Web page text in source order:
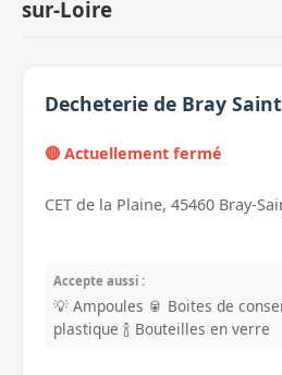
sur-Loire
Decheterie de Bray
🔴 Actuellement fermé
CET de la Plaine, 45460 Bray-
Accepte aussi :
💡 Ampoules 🥫 Boites de
plastique 🍾 Bouteilles en verre